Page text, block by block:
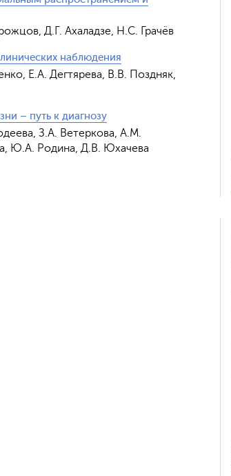
Д.Г. Ахаладзе, Н.С. Грачёв
наблюдения
Е.А. Дегтярева, В.В. Поздняк,
– путь к диагнозу
З.А. Ветеркова, А.М.
Ю.А. Родина, Д.В. Юхачева